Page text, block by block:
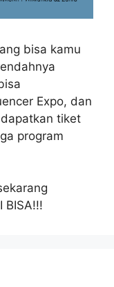
bisa kamu
Expo, dan
tiket
program
BISA!!!